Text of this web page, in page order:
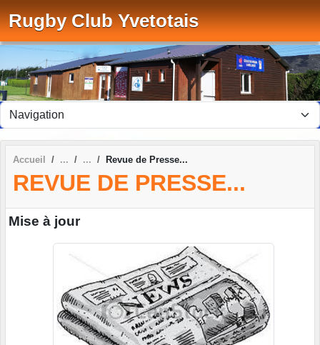
Rugby Club Yvetotais
Accueil Revue de Presse...
REVUE DE PRESSE...
Mise à jour